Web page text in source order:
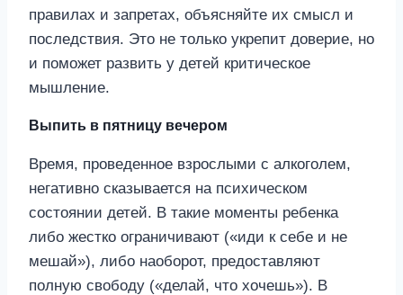
правилах и запретах, объясняйте их смысл и
последствия. Это не только укрепит доверие, но
и поможет развить у детей критическое
мышление.
Выпить в пятницу вечером
Время, проведенное взрослыми с алкоголем,
негативно сказывается на психическом
состоянии детей. В такие моменты ребенка
либо жестко ограничивают («иди к себе и не
мешай»), либо наоборот, предоставляют
полную свободу («делай, что хочешь»). В